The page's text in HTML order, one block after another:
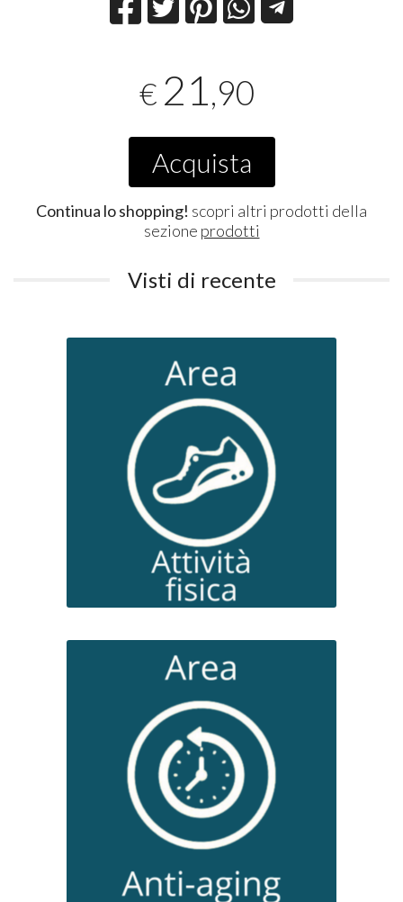
€ 21,90
Acquista
Continua lo shopping! scopri altri prodotti della
sezione prodotti
Visti di recente